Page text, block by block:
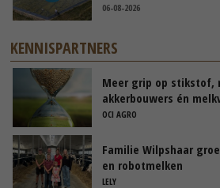
06-08-2026
KENNISPARTNERS
Meer grip op stikstof,
akkerbouwers én
OCI AGRO
Familie Wilpshaar
en robotmelken
LELY